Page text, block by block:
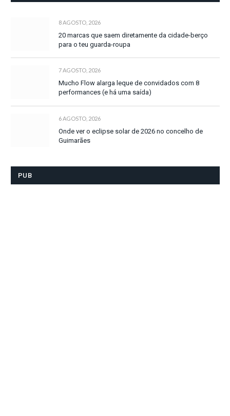
8 AGOSTO, 2026
20 marcas que saem diretamente da cidade-berço
para o teu guarda-roupa
7 AGOSTO, 2026
Mucho Flow alarga leque de convidados com 8
performances (e há uma saída)
6 AGOSTO, 2026
Onde ver o eclipse solar de 2026 no concelho de
Guimarães
PUB